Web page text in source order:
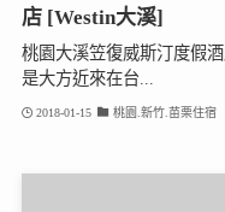
店 [Westin大溪]
桃園大溪笠復威斯汀度假酒
是大方近來在台...
2018-01-15 桃園.新竹.苗栗住宿